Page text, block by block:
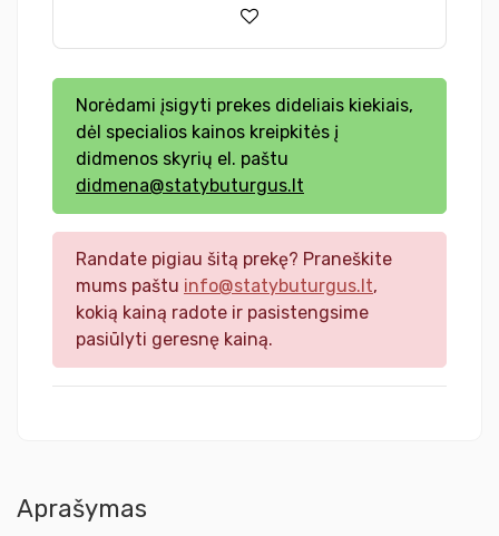
Norėdami įsigyti prekes dideliais kiekiais,
dėl specialios kainos kreipkitės į
didmenos skyrių el. paštu
didmena@statybuturgus.lt
Randate pigiau šitą prekę? Praneškite
mums paštu info@statybuturgus.lt,
kokią kainą radote ir pasistengsime
pasiūlyti geresnę kainą.
Aprašymas